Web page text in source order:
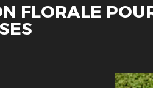
FLORALE